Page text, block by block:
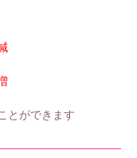
とができます